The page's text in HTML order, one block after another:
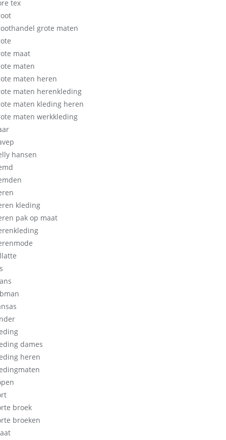
tex
grote maten
maat
maten
maten heren
maten herenkleding
maten kleding heren
maten werkkleding
hansen
kleding
pak op maat
dames
heren
broek
broeken